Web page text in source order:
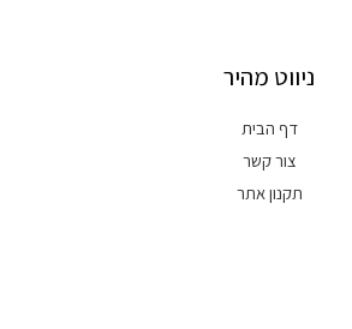
ניווט מהיר
דף הבית
צור קשר
תקנון אתר